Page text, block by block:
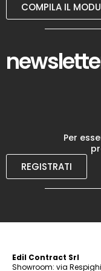
COMPILA IL
Per
REGISTRATI
Edil Contract Srl
Showroom: via